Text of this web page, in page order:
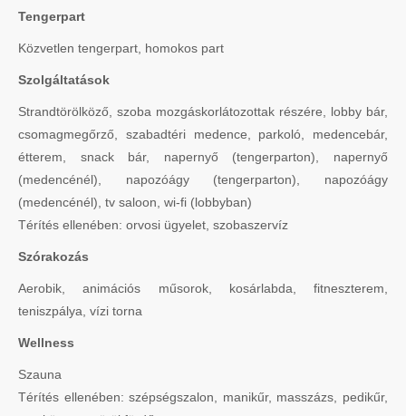
Tengerpart
Közvetlen tengerpart, homokos part
Szolgáltatások
Strandtörölköző, szoba mozgáskorlátozottak részére, lobby bár,
csomagmegőrző, szabadtéri medence, parkoló, medencebár,
étterem, snack bár, napernyő (tengerparton), napernyő
(medencénél), napozóágy (tengerparton), napozóágy
(medencénél), tv saloon, wi-fi (lobbyban)
Térítés ellenében: orvosi ügyelet, szobaszervíz
Szórakozás
Aerobik, animációs műsorok, kosárlabda, fitneszterem,
teniszpálya, vízi torna
Wellness
Szauna
Térítés ellenében: szépségszalon, manikűr, masszázs, pedikűr,